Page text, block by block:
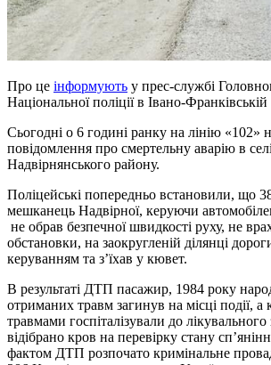
Про це інформують у прес-службі
Національної поліції в Івано-Франківській
Сьогодні о 6 годині ранку на лінію «102»
повідомлення про смертельну аварію в селі
Надвірнянського району.
Поліцейські попередньо встановили, що
мешканець Надвірної, керуючи
не обрав безпечної швидкості руху, не
обстановки, на заокругленій ділянці
керуванням та з’їхав у кювет.
В результаті ДТП пасажир, 1984 року
отриманих травм загинув на місці події, а
травмами госпіталізували до
відібрано кров на перевірку стану
фактом ДТП розпочато кримінальне